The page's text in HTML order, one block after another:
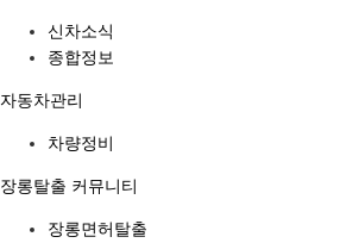
신차소식
종합정보
자동차관리
차량정비
장롱탈출 커뮤니티
장롱면허탈출